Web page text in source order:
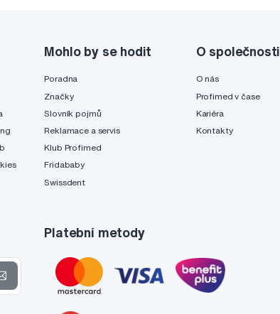
Mohlo by se hodit
Poradna
Značky
Slovník pojmů
Reklamace a servis
Klub Profimed
Fridababy
Swissdent
O společnosti
O nás
Profimed v čase
Kariéra
Kontakty
Platební metody